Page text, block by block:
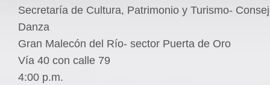
Secretaría de Cultura, Patrimonio y Turismo-
Danza
Gran Malecón del Río- sector Puerta de Oro
Vía 40 con calle 79
4:00 p.m.